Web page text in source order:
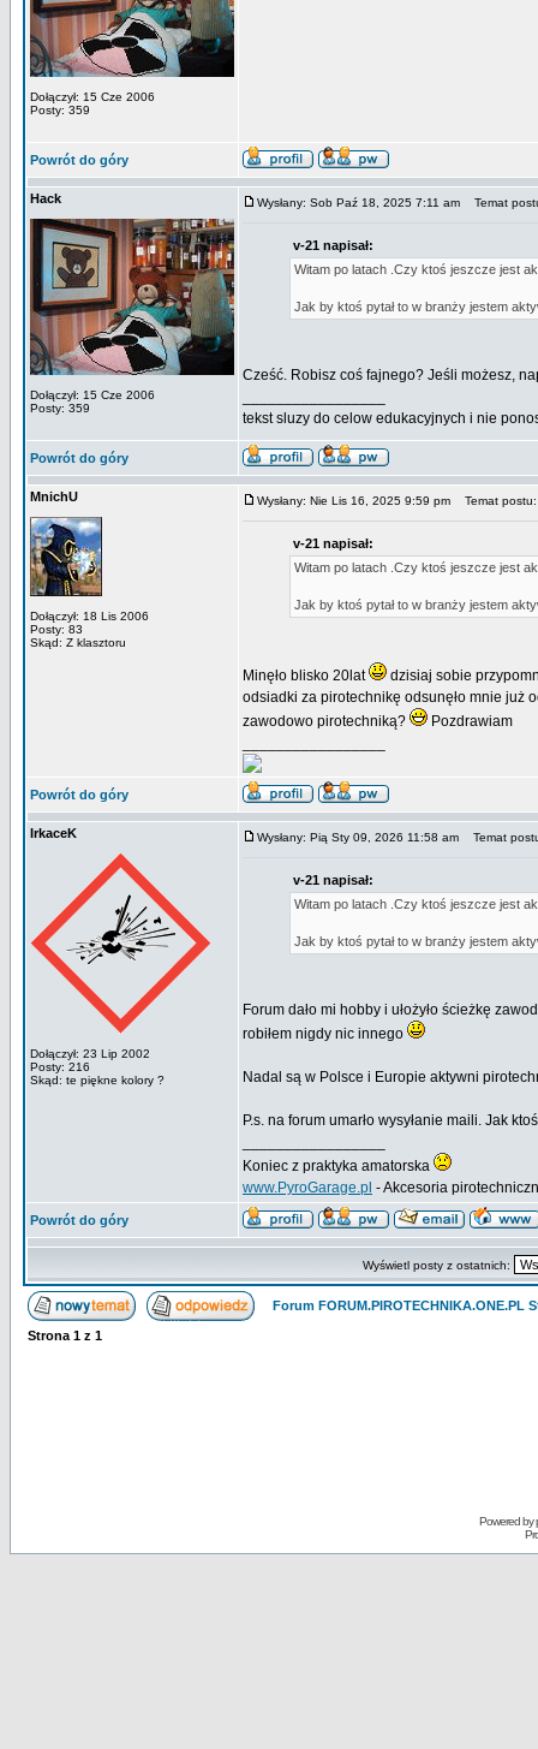
Dołączył: 15 Cze 2006
Posty: 359
Powrót do góry
Hack
Dołączył: 15 Cze 2006
Posty: 359
Wysłany: Sob Paź 18, 2025 7:11 am Temat
v-21 napisał:
Witam po latach .Czy ktoś jeszcze jest
Jak by ktoś pytał to w branży jestem
Cześć. Robisz coś fajnego? Jeśli możesz,
tekst sluzy do celow edukacyjnych i nie
Powrót do góry
MnichU
Dołączył: 18 Lis 2006
Posty: 83
Skąd: Z klasztoru
Wysłany: Nie Lis 16, 2025 9:59 pm Temat
v-21 napisał:
Witam po latach .Czy ktoś jeszcze jest
Jak by ktoś pytał to w branży jestem
Minęło blisko 20lat
dzisiaj sobie
odsiadki za pirotechnikę odsunęło mnie już
zawodowo pirotechniką?
Pozdrawiam
Powrót do góry
IrkaceK
Dołączył: 23 Lip 2002
Posty: 216
Skąd: te piękne kolory ?
Wysłany: Pią Sty 09, 2026 11:58 am Temat
v-21 napisał:
Witam po latach .Czy ktoś jeszcze jest
Jak by ktoś pytał to w branży jestem
Forum dało mi hobby i ułożyło ścieżkę
robiłem nigdy nic innego
Nadal są w Polsce i Europie aktywni
P.s. na forum umarło wysyłanie maili. Jak
Koniec z praktyka amatorska
www.PyroGarage.pl - Akcesoria
Powrót do góry
Wyświetl posty z ostatnich:
Forum FORUM.PIROTECHNIKA.ONE.PL
Strona 1 z 1
Powered by